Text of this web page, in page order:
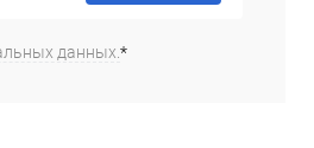
данных. *